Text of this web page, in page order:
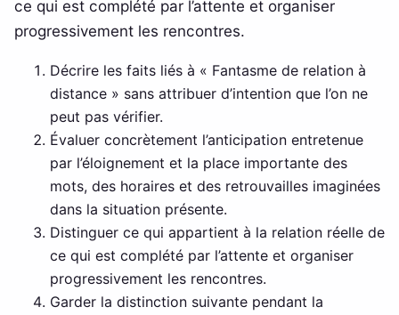
ce qui est complété par l’attente et organiser
progressivement les rencontres.
Décrire les faits liés à « Fantasme de relation à
distance » sans attribuer d’intention que l’on ne
peut pas vérifier.
Évaluer concrètement l’anticipation entretenue
par l’éloignement et la place importante des
mots, des horaires et des retrouvailles imaginées
dans la situation présente.
Distinguer ce qui appartient à la relation réelle de
ce qui est complété par l’attente et organiser
progressivement les rencontres.
Garder la distinction suivante pendant la